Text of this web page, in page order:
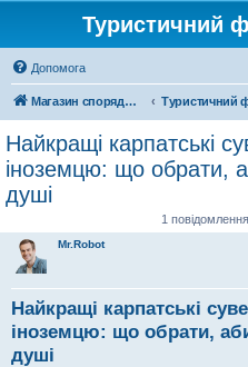
Туристичний
Допомога
Магазин спорядження
Найкращі карпатські
іноземцю: що обрати,
душі
1
Mr.Robot
Найкращі карпатські
іноземцю: що обрати,
душі